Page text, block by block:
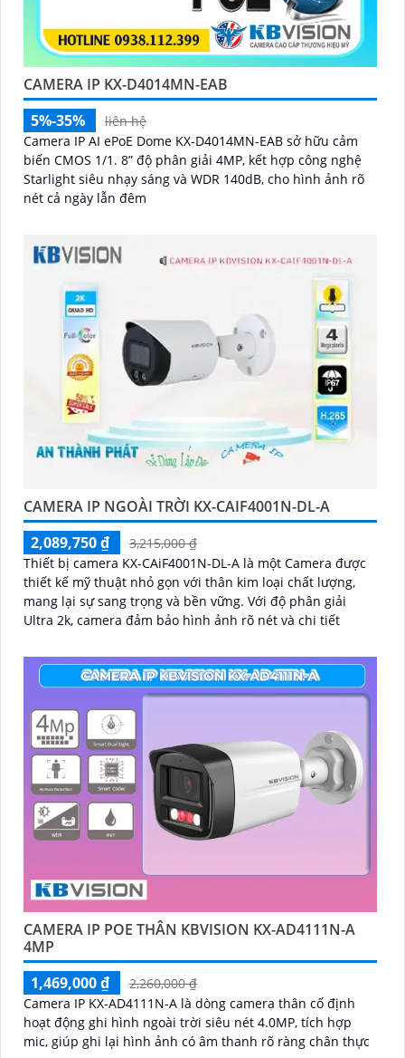
CAMERA IP KX-D4014MN-EAB
5%-35%
liên hệ
Camera IP AI ePoE Dome KX-D4014MN-EAB sở hữu cảm
biến CMOS 1/1. 8” độ phân giải 4MP, kết hợp công nghệ
Starlight siêu nhạy sáng và WDR 140dB, cho hình ảnh rõ
nét cả ngày lẫn đêm
CAMERA IP NGOÀI TRỜI KX-CAIF4001N-DL-A
2,089,750 ₫
3,215,000 ₫
Thiết bị camera KX-CAiF4001N-DL-A là một Camera được
thiết kế mỹ thuật nhỏ gọn với thân kim loại chất lượng,
mang lại sự sang trọng và bền vững. Với độ phân giải
Ultra 2k, camera đảm bảo hình ảnh rõ nét và chi tiết
CAMERA IP POE THÂN KBVISION KX-AD4111N-A
4MP
1,469,000 ₫
2,260,000 ₫
Camera IP KX-AD4111N-A là dòng camera thân cố định
hoạt động ghi hình ngoài trời siêu nét 4.0MP, tích hợp
mic, giúp ghi lại hình ảnh có âm thanh rõ ràng chân thực